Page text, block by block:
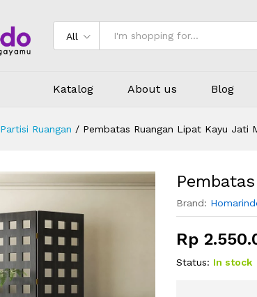
All
Katalog About us Blog
Partisi Ruangan / Pembatas Ruangan Lipat Kayu Jati
Brand:
Rp
Status: In stock
Ulasan (0)